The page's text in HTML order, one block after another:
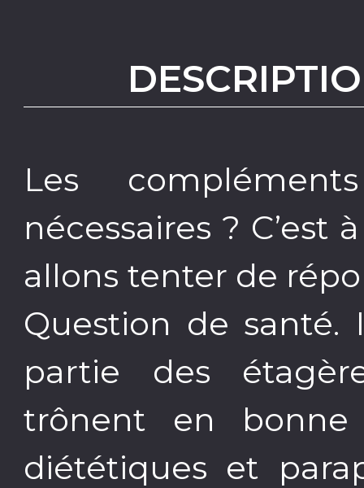
Les
nécessaires ?
allons tenter de
Question de
partie des
trônent en bonne
diététiques et